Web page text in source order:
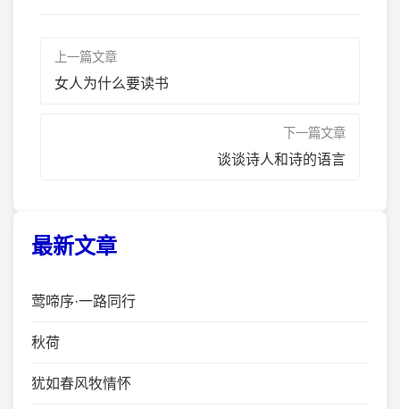
上一篇文章
女人为什么要读书
下一篇文章
谈谈诗人和诗的语言
最新文章
莺啼序·一路同行
秋荷
犹如春风牧情怀